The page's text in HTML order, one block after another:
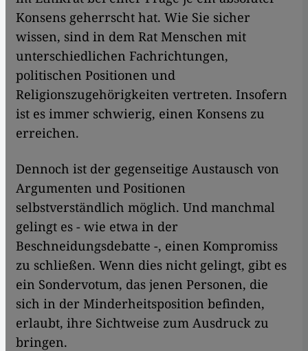
Konsens geherrscht hat. Wie Sie sicher
wissen, sind in dem Rat Menschen mit
unterschiedlichen Fachrichtungen,
politischen Positionen und
Religionszugehörigkeiten vertreten. Insofern
ist es immer schwierig, einen Konsens zu
erreichen.
Dennoch ist der gegenseitige Austausch von
Argumenten und Positionen
selbstverständlich möglich. Und manchmal
gelingt es - wie etwa in der
Beschneidungsdebatte -, einen Kompromiss
zu schließen. Wenn dies nicht gelingt, gibt es
ein Sondervotum, das jenen Personen, die
sich in der Minderheitsposition befinden,
erlaubt, ihre Sichtweise zum Ausdruck zu
bringen.